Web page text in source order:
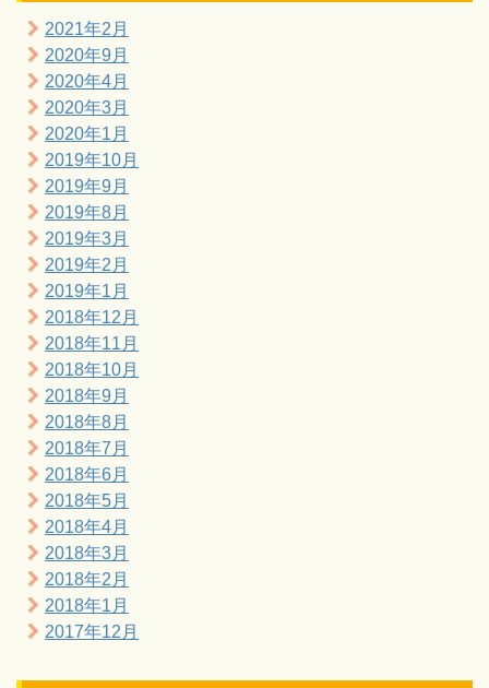
2021年2月
2020年9月
2020年4月
2020年3月
2020年1月
2019年10月
2019年9月
2019年8月
2019年3月
2019年2月
2019年1月
2018年12月
2018年11月
2018年10月
2018年9月
2018年8月
2018年7月
2018年6月
2018年5月
2018年4月
2018年3月
2018年2月
2018年1月
2017年12月